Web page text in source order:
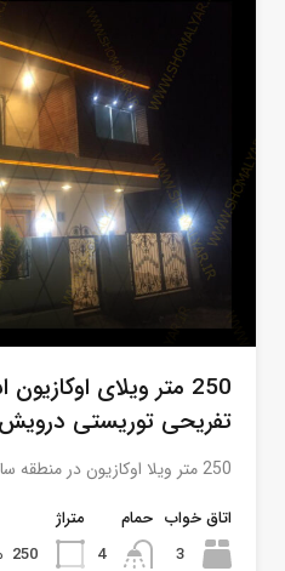
250 متر ویلای
تفریحی توریستی درویش
250 متر ویلا اوکازیون در منطقه ساحلی
اتاق خواب
3
حمام
4
متراژ
250